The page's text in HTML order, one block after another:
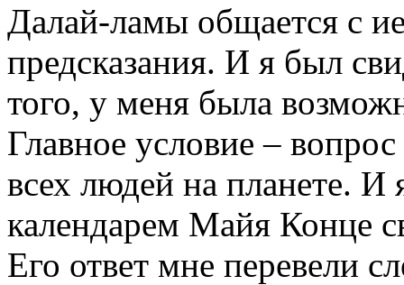
Далай-ламы общается с
предсказания. И я был
того, у меня была
Главное условие –
всех людей на планете. И
календарем Майя Конце
Его ответ мне перевели